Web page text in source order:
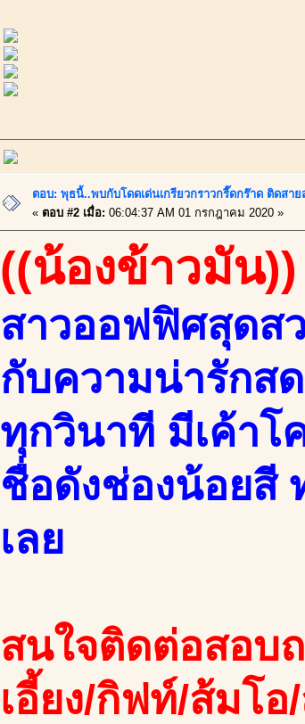
ตอบ: พุธนี้..พบกับโดดเด่นเกรียวกราวกรี๊ดกร๊าด ติดส
« ตอบ #2 เมื่อ: 06:04:37 AM 01 กรกฎาคม 2020 »
((น้องข้าวมัน))
สาวออฟฟิศสุดส
กับความน่ารักส
ทุกวินาที มีเค้าโ
ชื่อดังช่องน้อยสี
เลย
สนใจติดต่อสอบ
เอี้ยง/กิฟท์/ส้มโ